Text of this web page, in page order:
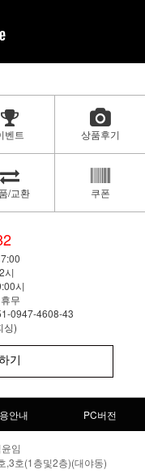
벤트 상품후기
/교환 쿠폰
시
시
무
0947-4608-43
싱)
기
안내 PC버전
임
,3호(1층및2층)(대야동)